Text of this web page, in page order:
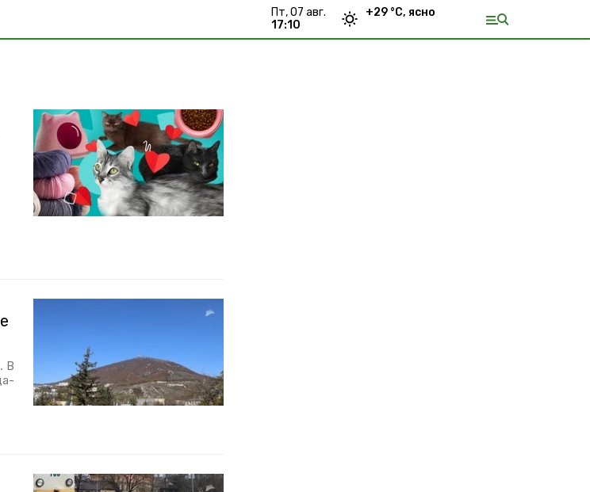
пт, 07 авг.
17:10
+29 °С, ясно
В